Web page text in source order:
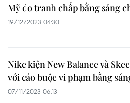
Mỹ do tranh chấp bằng sáng
19/12/2023 04:30
Nike kiện New Balance và
với cáo buộc vi phạm bằng
07/11/2023 06:13